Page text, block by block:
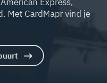
Met CardMapr vind je
in